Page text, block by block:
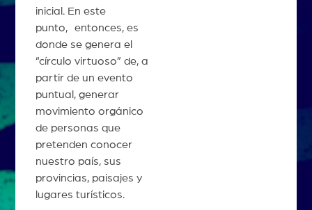
inicial. En este
punto, entonces, es
donde se genera el
“círculo virtuoso” de, a
partir de un evento
puntual, generar
movimiento orgánico
de personas que
pretenden conocer
nuestro país, sus
provincias, paisajes y
lugares turísticos.